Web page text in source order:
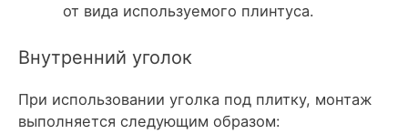
от вида используемого плинтуса.
Внутренний уголок
При использовании уголка под плитку, монтаж
выполняется следующим образом: